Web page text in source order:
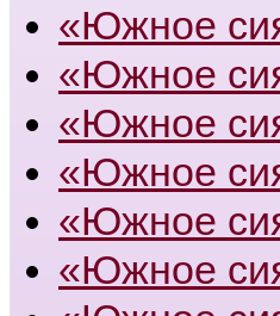
«Южное
«Южное
«Южное
«Южное
«Южное
«Южное